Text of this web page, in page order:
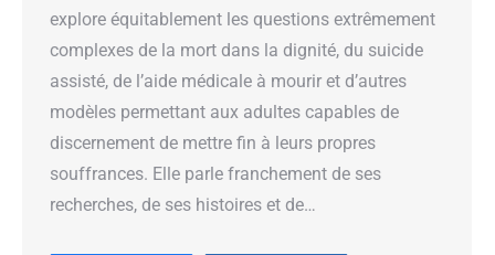
explore équitablement les questions extrêmement
complexes de la mort dans la dignité, du suicide
assisté, de l’aide médicale à mourir et d’autres
modèles permettant aux adultes capables de
discernement de mettre fin à leurs propres
souffrances. Elle parle franchement de ses
recherches, de ses histoires et de…